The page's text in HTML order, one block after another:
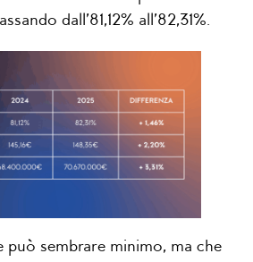
dall’81,12% all’82,31%.
può sembrare minimo, ma che